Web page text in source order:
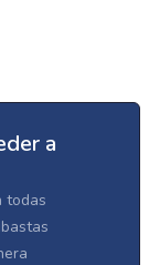
a
todas